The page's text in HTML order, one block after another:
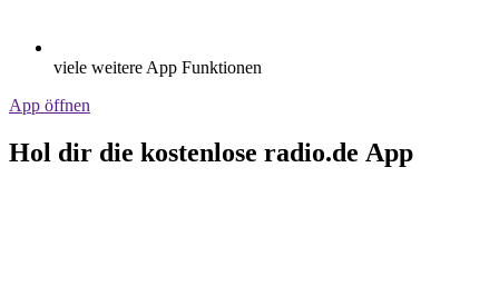
viele weitere App Funktionen
App öffnen
Hol dir die kostenlose radio.de App